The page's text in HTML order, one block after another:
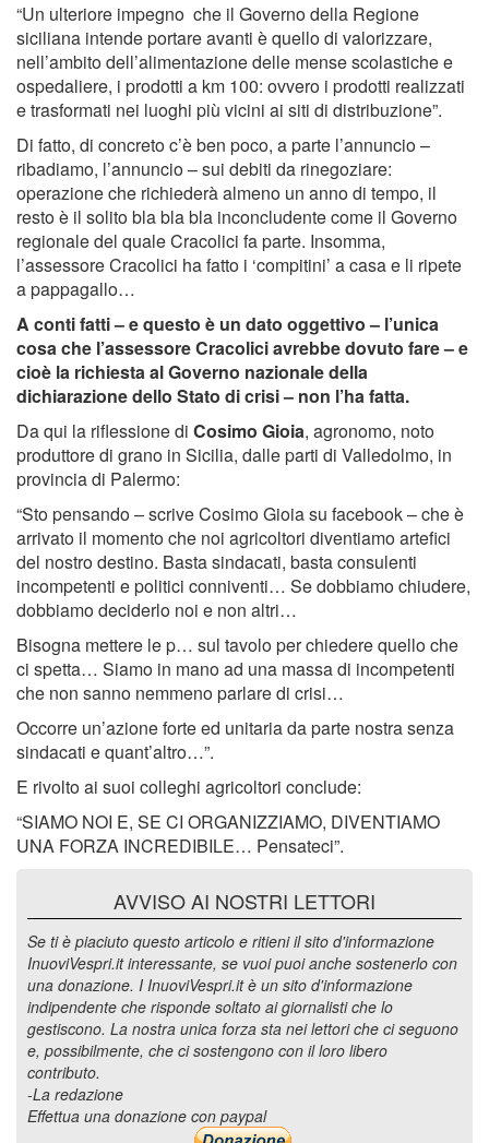
“Un ulteriore impegno che il Governo della Regione
siciliana intende portare avanti è quello di valorizzare,
nell’ambito dell’alimentazione delle mense scolastiche e
ospedaliere, i prodotti a km 100: ovvero i prodotti realizzati
e trasformati nei luoghi più vicini ai siti di distribuzione”.
Di fatto, di concreto c’è ben poco, a parte l’annuncio –
ribadiamo, l’annuncio – sui debiti da rinegoziare:
operazione che richiederà almeno un anno di tempo, il
resto è il solito bla bla bla inconcludente come il Governo
regionale del quale Cracolici fa parte. Insomma,
l’assessore Cracolici ha fatto i ‘compitini’ a casa e li ripete
a pappagallo…
A conti fatti – e questo è un dato oggettivo – l’unica
cosa che l’assessore Cracolici avrebbe dovuto fare – e
cioè la richiesta al Governo nazionale della
dichiarazione dello Stato di crisi – non l’ha fatta.
Da qui la riflessione di Cosimo Gioia, agronomo, noto
produttore di grano in Sicilia, dalle parti di Valledolmo, in
provincia di Palermo:
“Sto pensando – scrive Cosimo Gioia su facebook – che è
arrivato il momento che noi agricoltori diventiamo artefici
del nostro destino. Basta sindacati, basta consulenti
incompetenti e politici conniventi… Se dobbiamo chiudere,
dobbiamo deciderlo noi e non altri…
Bisogna mettere le p… sul tavolo per chiedere quello che
ci spetta… Siamo in mano ad una massa di incompetenti
che non sanno nemmeno parlare di crisi…
Occorre un’azione forte ed unitaria da parte nostra senza
sindacati e quant’altro…”.
E rivolto ai suoi colleghi agricoltori conclude:
“SIAMO NOI E, SE CI ORGANIZZIAMO, DIVENTIAMO
UNA FORZA INCREDIBILE… Pensateci”.
AVVISO AI NOSTRI LETTORI
Se ti è piaciuto questo articolo e ritieni il sito d'informazione
InuoviVespri.it interessante, se vuoi puoi anche sostenerlo con
una donazione. I InuoviVespri.it è un sito d'informazione
indipendente che risponde soltato ai giornalisti che lo
gestiscono. La nostra unica forza sta nei lettori che ci seguono
e, possibilmente, che ci sostengono con il loro libero
contributo.
-La redazione
Effettua una donazione con paypal